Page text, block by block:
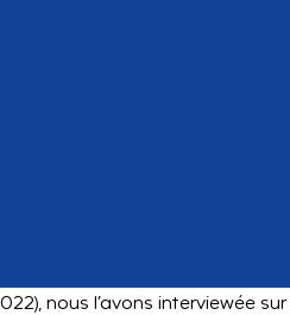
nous l’avons interviewée sur